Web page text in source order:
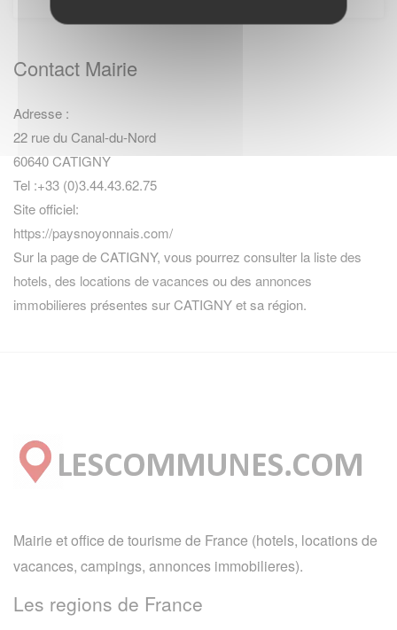
Contact Mairie
Adresse :
22 rue du Canal-du-Nord
60640 CATIGNY
Tel :+33 (0)3.44.43.62.75
Site officiel:
https://paysnoyonnais.com/
Sur la page de CATIGNY, vous pourrez consulter la liste des
hotels, des locations de vacances ou des annonces
immobilieres présentes sur CATIGNY et sa région.
Mairie et office de tourisme de France (hotels, locations de
vacances, campings, annonces immobilieres).
Les regions de France